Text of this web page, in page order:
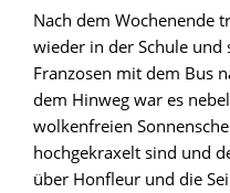
Nach dem Wochenende
wieder in der Schule
Franzosen mit dem Bus
dem Hinweg war es
wolkenfreien
hochgekraxelt sind und
über Honfleur und die